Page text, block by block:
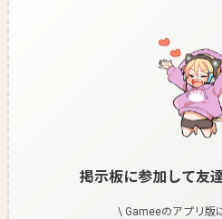
掲示板に参加して友
\ Gameeのアプリ版